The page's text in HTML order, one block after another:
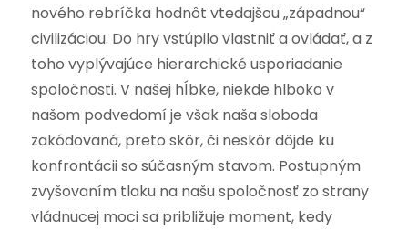
nového rebríčka hodnôt vtedajšou „západnou“
civilizáciou. Do hry vstúpilo vlastniť a ovládať, a z
toho vyplývajúce hierarchické usporiadanie
spoločnosti. V našej hĺbke, niekde hlboko v
našom podvedomí je však naša sloboda
zakódovaná, preto skôr, či neskôr dôjde ku
konfrontácii so súčasným stavom. Postupným
zvyšovaním tlaku na našu spoločnosť zo strany
vládnucej moci sa približuje moment, kedy